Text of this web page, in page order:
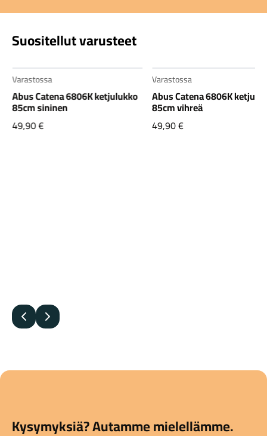
Suositellut varusteet
Varastossa
Abus Catena 6806K ketjulukko
85cm sininen
49,90€
Varastossa
Abus Catena 6806K
85cm vihreä
49,90€
Edellinen
Seuraava
Kysymyksiä? Autamme mielellämme.